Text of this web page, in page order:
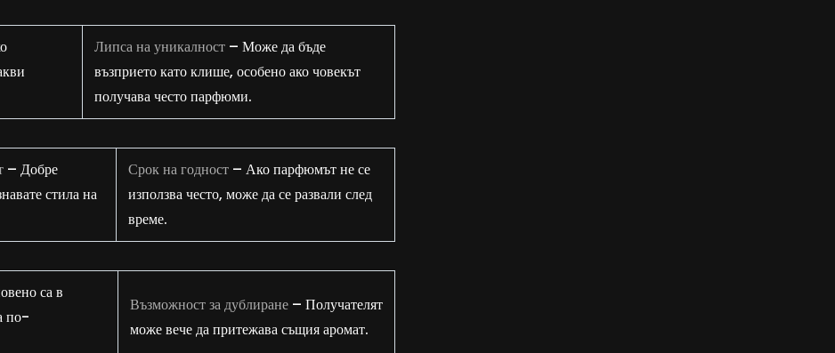
Липса на уникалност – Може да бъде
възприето като клише, особено ако човекът
получава често парфюми.
– Добре
стила на
Срок на годност – Ако парфюмът не се
използва често, може да се развали след
време.
са в
по-
Възможност за дублиране – Получателят
може вече да притежава същия аромат.